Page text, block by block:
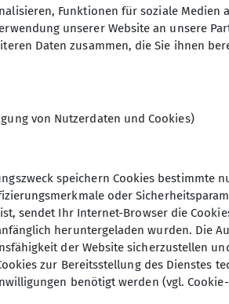
Funktionen für soziale
unserer Website an unsere
Daten zusammen, die Sie ihnen
von Nutzerdaten und Cookies)
speichern Cookies bestimmte
oder
sendet Ihr Internet-Browser die
heruntergeladen wurden. Die
der Website sicherzustellen
zur Bereitsstellung des
benötigt werden (vgl. Cookie-